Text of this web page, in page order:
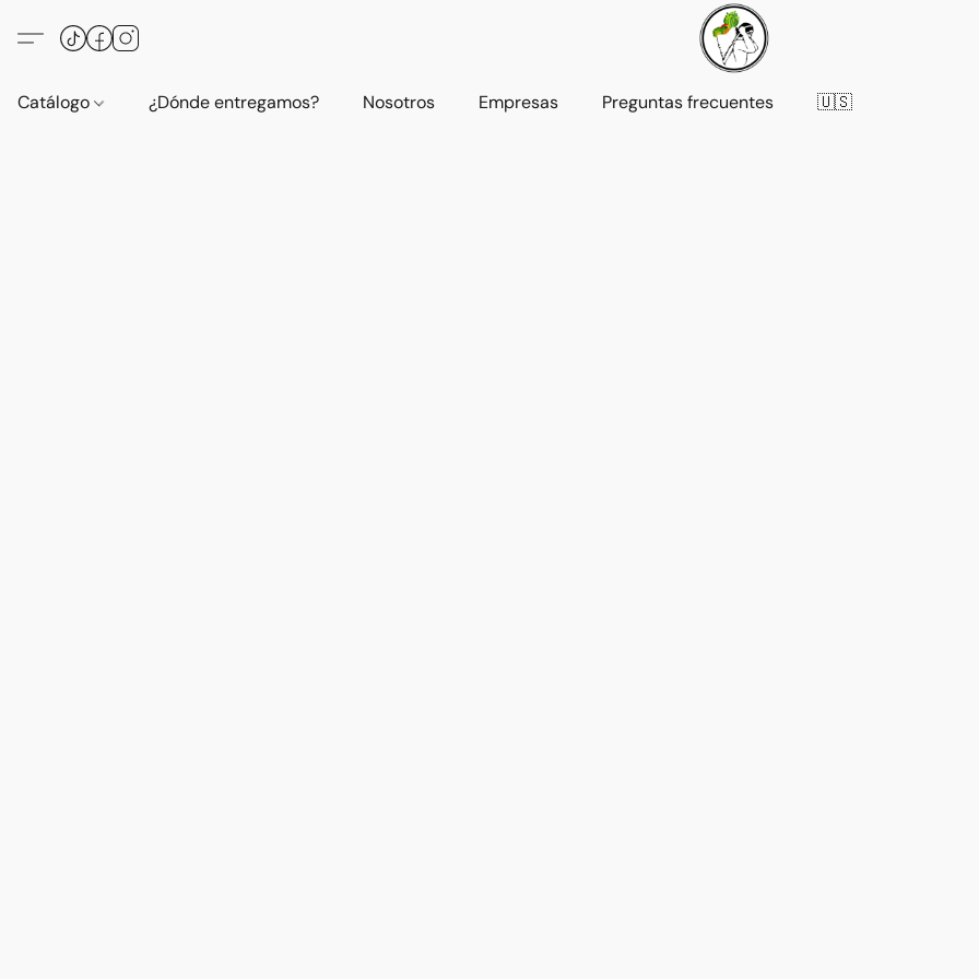
Catálogo ¿Dónde entregamos? Nosotros Empresas Preguntas frecuentes 🇺🇸